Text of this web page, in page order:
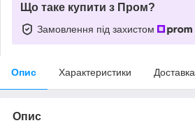
Що таке купити з Пром?
Замовлення під захистом
Опис Характеристики Доставка
Опис